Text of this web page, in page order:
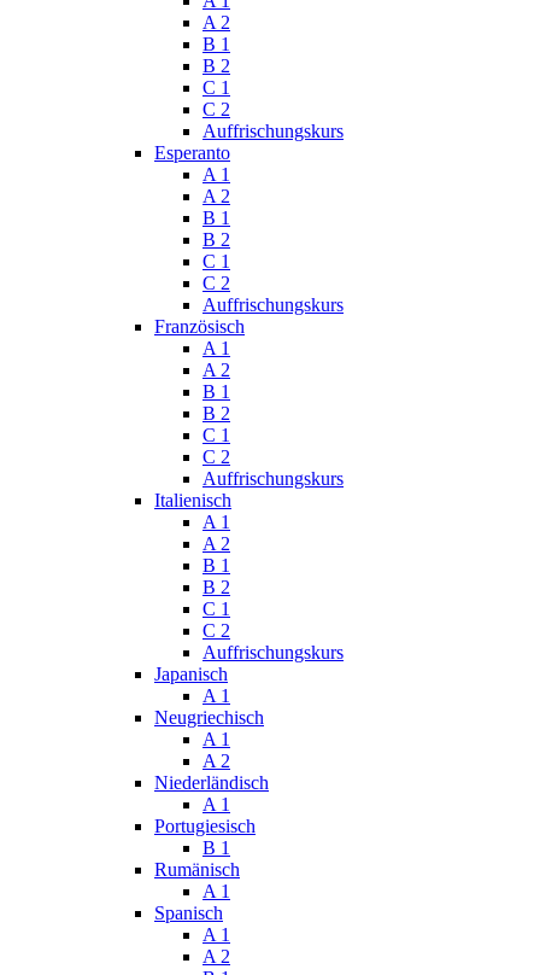
A 2
B 1
B 2
C 1
C 2
Auffrischungskurs
Esperanto
A 1
A 2
B 1
B 2
C 1
C 2
Auffrischungskurs
Französisch
A 1
A 2
B 1
B 2
C 1
C 2
Auffrischungskurs
Italienisch
A 1
A 2
B 1
B 2
C 1
C 2
Auffrischungskurs
Japanisch
A 1
Neugriechisch
A 1
A 2
Niederländisch
A 1
Portugiesisch
B 1
Rumänisch
A 1
Spanisch
A 1
A 2